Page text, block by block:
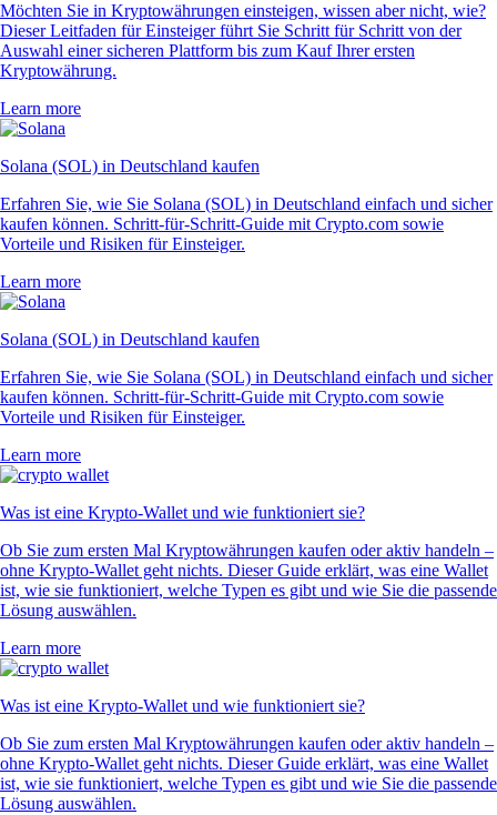
Möchten Sie in Kryptowährungen einsteigen, wissen aber nicht, wie?
Dieser Leitfaden für Einsteiger führt Sie Schritt für Schritt von der
Auswahl einer sicheren Plattform bis zum Kauf Ihrer ersten
Kryptowährung.
Learn more
Solana (SOL) in Deutschland kaufen
Erfahren Sie, wie Sie Solana (SOL) in Deutschland einfach und sicher
kaufen können. Schritt-für-Schritt-Guide mit Crypto.com sowie
Vorteile und Risiken für Einsteiger.
Learn more
Solana (SOL) in Deutschland kaufen
Erfahren Sie, wie Sie Solana (SOL) in Deutschland einfach und sicher
kaufen können. Schritt-für-Schritt-Guide mit Crypto.com sowie
Vorteile und Risiken für Einsteiger.
Learn more
Was ist eine Krypto-Wallet und wie funktioniert sie?
Ob Sie zum ersten Mal Kryptowährungen kaufen oder aktiv handeln –
ohne Krypto-Wallet geht nichts. Dieser Guide erklärt, was eine Wallet
ist, wie sie funktioniert, welche Typen es gibt und wie Sie die passende
Lösung auswählen.
Learn more
Was ist eine Krypto-Wallet und wie funktioniert sie?
Ob Sie zum ersten Mal Kryptowährungen kaufen oder aktiv handeln –
ohne Krypto-Wallet geht nichts. Dieser Guide erklärt, was eine Wallet
ist, wie sie funktioniert, welche Typen es gibt und wie Sie die passende
Lösung auswählen.